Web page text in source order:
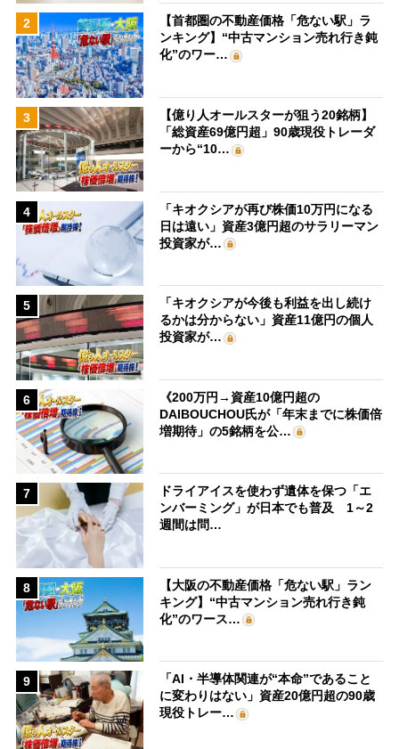
2
【首都圏の不動産価格「危ない駅」ラ
ンキング】“中古マンション売れ行き鈍
化”のワー…
3
【億り人オールスターが狙う20銘柄】
「総資産69億円超」90歳現役トレーダ
ーから“10…
4
「キオクシアが再び株価10万円になる
日は遠い」資産3億円超のサラリーマン
投資家が…
5
「キオクシアが今後も利益を出し続け
るかは分からない」資産11億円の個人
投資家が…
6
《200万円→資産10億円超の
DAIBOUCHOU氏が「年末までに株価倍
増期待」の5銘柄を公…
7
ドライアイスを使わず遺体を保つ「エ
ンバーミング」が日本でも普及 1～2
週間は問…
8
【大阪の不動産価格「危ない駅」ラン
キング】“中古マンション売れ行き鈍
化”のワース…
9
「AI・半導体関連が“本命”であること
に変わりはない」資産20億円超の90歳
現役トレー…